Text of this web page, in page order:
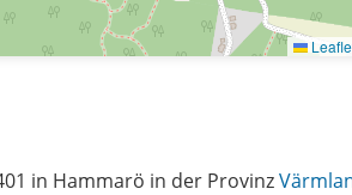
in Hammarö in der Provinz